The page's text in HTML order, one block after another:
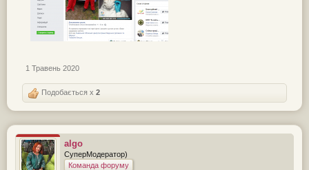
1 Травень 2020
Подобається x 2
algo
СуперМодератор)
Команда форуму